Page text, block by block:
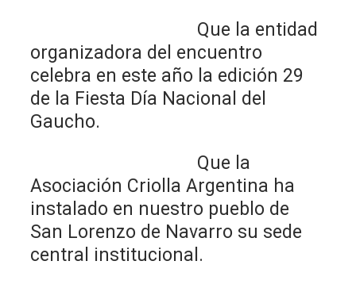
Que la entidad
organizadora del encuentro
celebra en este año la edición 29
de la Fiesta Día Nacional del
Gaucho.
Que la
Asociación Criolla Argentina ha
instalado en nuestro pueblo de
San Lorenzo de Navarro su sede
central institucional.